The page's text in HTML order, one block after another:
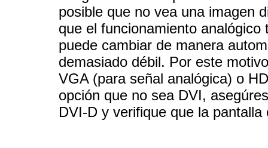
posible que no vea una imagen
que el funcionamiento
puede cambiar de manera
demasiado débil. Por este
VGA (para señal analógica) o
opción que no sea DVI,
DVI-D y verifique que la